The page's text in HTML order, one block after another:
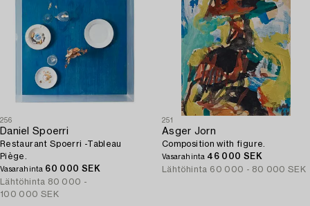
256
Daniel Spoerri
Restaurant Spoerri -Tableau
Piège.
Vasarahinta 60 000 SEK
Lähtöhinta 80 000 -
100 000 SEK
251
Asger Jorn
Composition with figure.
Vasarahinta 46 000 SEK
Lähtöhinta 60 000 - 80 000 SEK